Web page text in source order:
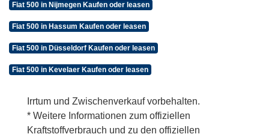
Fiat 500 in Nijmegen Kaufen oder leasen
Fiat 500 in Hassum Kaufen oder leasen
Fiat 500 in Düsseldorf Kaufen oder leasen
Fiat 500 in Kevelaer Kaufen oder leasen
Irrtum und Zwischenverkauf vorbehalten.
* Weitere Informationen zum offiziellen
Kraftstoffverbrauch und zu den offiziellen